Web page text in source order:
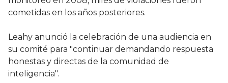
cometidas en los años posteriores.
Leahy anunció la celebración de una audiencia en
su comité para "continuar demandando respuesta
honestas y directas de la comunidad de
inteligencia".